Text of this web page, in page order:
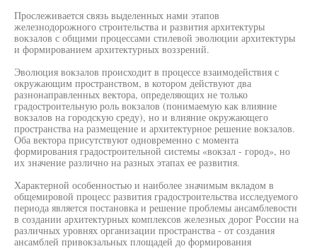
Прослеживается связь выделенных нами этапов
железнодорожного строительства и развития архитектуры
вокзалов с общими процессами стилевой эволюции архитектуры
и формированием архитектурных воззрений.
Эволюция вокзалов происходит в процессе взаимодействия с
окружающим пространством, в котором действуют два
разнонаправленных вектора, определяющих не только
градостроительную роль вокзалов (понимаемую как влияние
вокзалов на городскую среду), но и влияние окружающего
пространства на размещение и архитектурное решение вокзалов.
Оба вектора присутствуют одновременно с момента
формирования градостроительной системы «вокзал - город», но
их значение различно на разных этапах ее развития.
Характерной особенностью и наиболее значимым вкладом в
общемировой процесс развития градостроительства исследуемого
периода является постановка и решение проблемы ансамблевости
в создании архитектурных комплексов железных дорог России на
различных уровнях организации пространства - от создания
ансамблей привокзальных площадей до формирования